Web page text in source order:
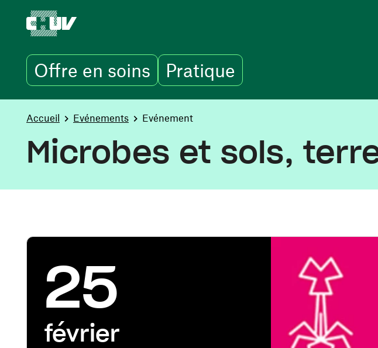
Offre en soins Pratique
You are here:
Accueil Evénements Evénement
Microbes et sols,
25
février